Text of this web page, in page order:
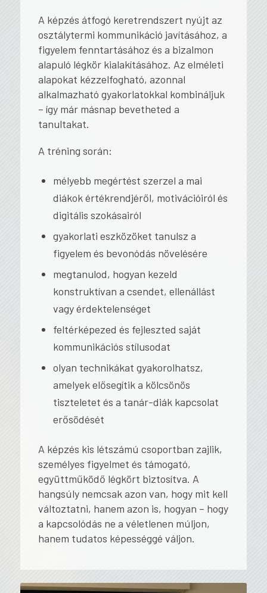
A képzés átfogó keretrendszert nyújt az
osztálytermi kommunikáció javításához, a
figyelem fenntartásához és a bizalmon
alapuló légkör kialakításához. Az elméleti
alapokat kézzelfogható, azonnal
alkalmazható gyakorlatokkal kombináljuk
– így már másnap bevetheted a
tanultakat.
A tréning során:
mélyebb megértést szerzel a mai
diákok értékrendjéről, motivációiról és
digitális szokásairól
gyakorlati eszközöket tanulsz a
figyelem és bevonódás növelésére
megtanulod, hogyan kezeld
konstruktívan a csendet, ellenállást
vagy érdektelenséget
feltérképezed és fejleszted saját
kommunikációs stílusodat
olyan technikákat gyakorolhatsz,
amelyek elősegítik a kölcsönös
tiszteletet és a tanár-diák kapcsolat
erősödését
A képzés kis létszámú csoportban zajlik,
személyes figyelmet és támogató,
együttműködő légkört biztosítva. A
hangsúly nemcsak azon van, hogy mit kell
változtatni, hanem azon is, hogyan – hogy
a kapcsolódás ne a véletlenen múljon,
hanem tudatos képességgé váljon.